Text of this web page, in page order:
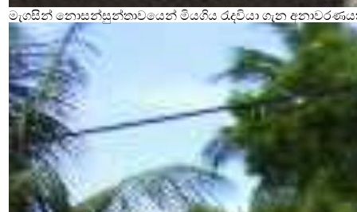
මැගසින් නොසන්සුන්තාවයෙන් මියගිය රැදවියා ගැන